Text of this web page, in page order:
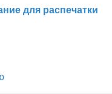
для распечатки